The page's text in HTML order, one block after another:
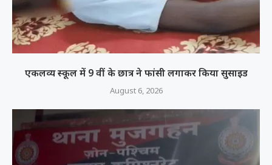
एकलव्य स्कूल में 9 वीं के छात्र ने फांसी लगाकर किया सुसाइड
August 6, 2026